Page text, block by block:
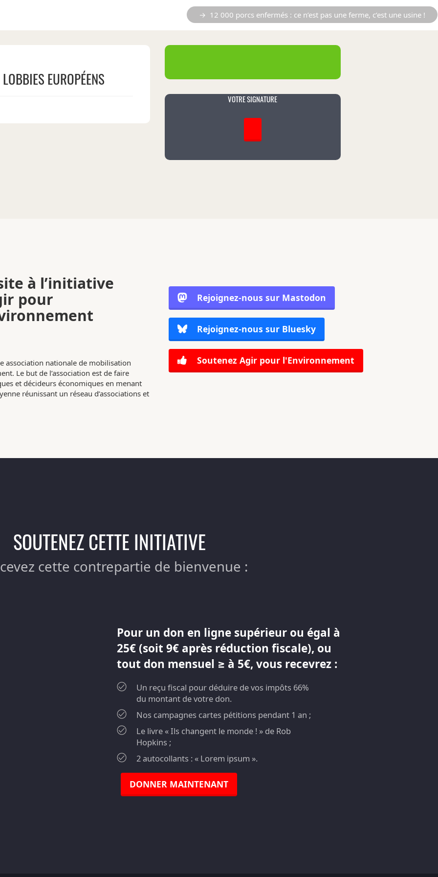
→ 12 000 porcs enfermés : ce n’est pas une ferme, c’est une usine !
EUROPÉENS
VOTRE SIGNATURE
à l’initiative
pour
association nationale de mobilisation
Le but de l’association est de faire
et décideurs économiques en menant
réunissant un réseau d’associations et
Rejoignez-nous sur Mastodon
Rejoignez-nous sur Bluesky
Soutenez Agir pour l'Environnement
SOUTENEZ CETTE INITIATIVE
cette contrepartie de bienvenue :
Pour un don en ligne supérieur ou égal à
25€ (soit 9€ après réduction fiscale), ou
tout don mensuel ≥ à 5€, vous recevrez :
Un reçu fiscal pour déduire de vos impôts 66%
du montant de votre don.
Nos campagnes cartes pétitions pendant 1 an ;
Le livre « Ils changent le monde ! » de Rob
Hopkins ;
2 autocollants : « Lorem ipsum ».
DONNER MAINTENANT